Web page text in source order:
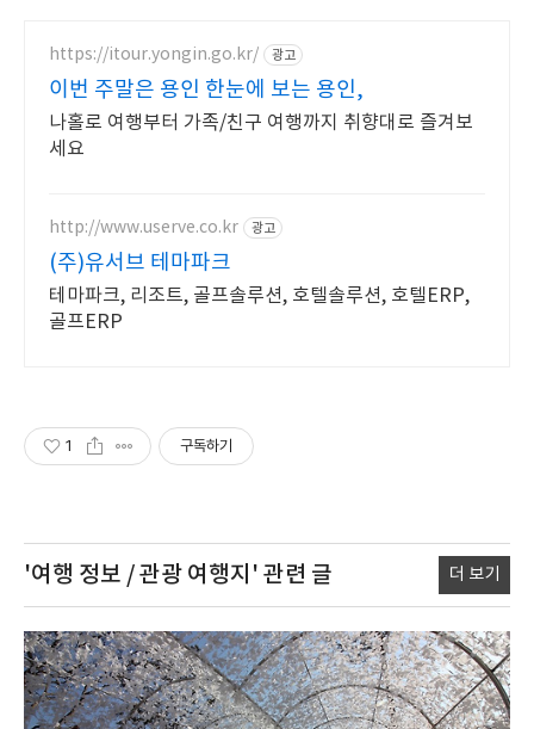
https://itour.yongin.go.kr/ 광고
이번 주말은 용인 한눈에 보는 용인,
나홀로 여행부터 가족/친구 여행까지 취향대로 즐겨보
세요
http://www.userve.co.kr 광고
(주)유서브 테마파크
테마파크, 리조트, 골프솔루션, 호텔솔루션, 호텔ERP,
골프ERP
1 구독하기
'여행 정보 / 관광 여행지' 관련 글 더 보기